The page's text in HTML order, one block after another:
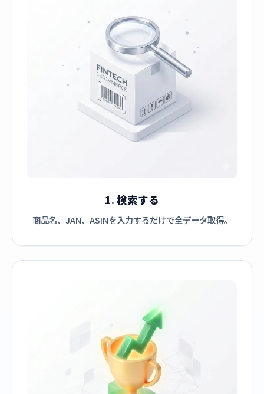
1. 検索する
商品名、JAN、ASINを入力するだけで全データ取得。